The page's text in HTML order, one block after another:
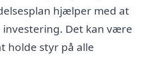
hjælper med at
Det kan være
holde styr på alle